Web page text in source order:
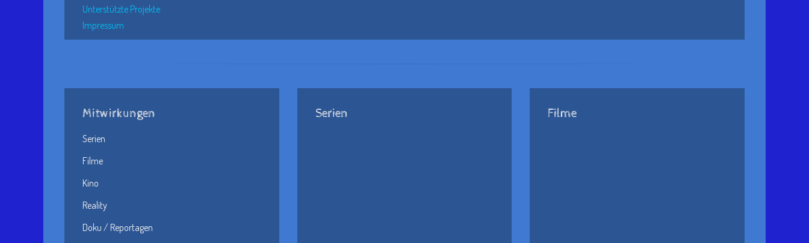
Unterstützte Projekte
Impressum
Mitwirkungen
Serien
Filme
Kino
Reality
Doku / Reportagen
Serien Filme